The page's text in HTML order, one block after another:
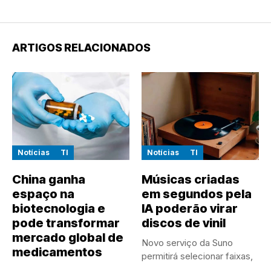
ARTIGOS RELACIONADOS
Notícias TI
China ganha
espaço na
biotecnologia e
pode transformar
mercado global de
medicamentos
Notícias TI
Músicas criadas
em segundos pela
IA poderão virar
discos de vinil
Novo serviço da Suno
permitirá selecionar faixas,